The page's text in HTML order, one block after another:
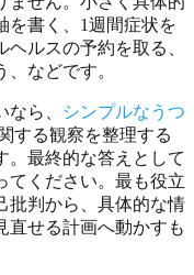
を書く、1週間症状を
ルスの予約を取る、
などです。
ら、
シンプルなうつ
する観察を整理する
。最終的な答えとして
てください。最も役立
批判から、具体的な情
直せる計画へ動かすも